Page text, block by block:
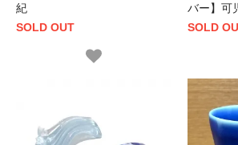
紀
SOLD OUT
バー】可
SOLD